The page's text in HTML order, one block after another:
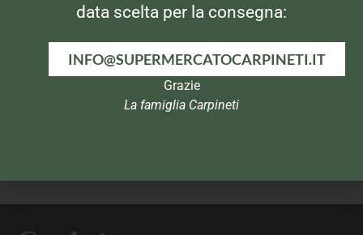
data scelta per la consegna:
INFO@SUPERMERCATOCARPINETI.IT
Grazie
La famiglia Carpineti